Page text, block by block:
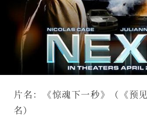
片名：《惊魂下一秒》（《预
名）